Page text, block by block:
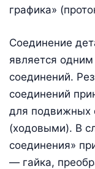
графика»
Соединение
является
соединений.
соединений
для подвижных
(ходовыми). В
соединения»
— гайка,